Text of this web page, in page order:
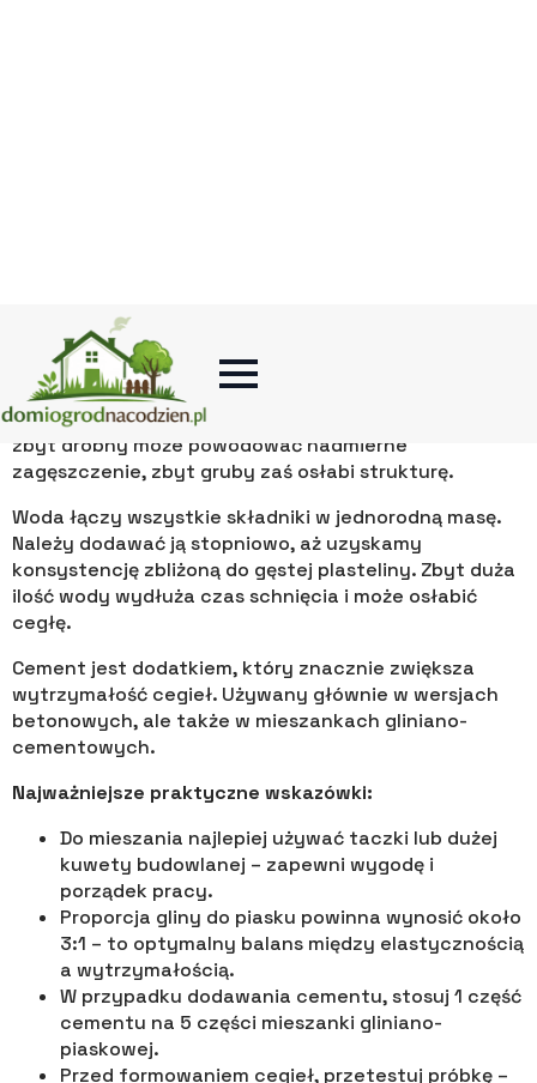
nadany kształt po wysuszeniu.
Piasek działa jako wypełniacz, który zapobiega
pękaniu cegieł podczas schnięcia. Warto używać
piasku rzecznego, przesianego, o średnim uziarnieniu
zbyt drobny może powodować nadmierne
zagęszczenie, zbyt gruby zaś osłabi strukturę.
Woda łączy wszystkie składniki w jednorodną masę.
Należy dodawać ją stopniowo, aż uzyskamy
konsystencję zbliżoną do gęstej plasteliny. Zbyt duża
ilość wody wydłuża czas schnięcia i może osłabić
cegłę.
Cement jest dodatkiem, który znacznie zwiększa
wytrzymałość cegieł. Używany głównie w wersjach
betonowych, ale także w mieszankach gliniano-
cementowych.
Najważniejsze praktyczne wskazówki:
Do mieszania najlepiej używać taczki lub dużej
kuwety budowlanej – zapewni wygodę i
porządek pracy.
Proporcja gliny do piasku powinna wynosić około
3:1 – to optymalny balans między elastycznością
a wytrzymałością.
W przypadku dodawania cementu, stosuj 1 część
cementu na 5 części mieszanki gliniano-
piaskowej.
Przed formowaniem cegieł, przetestuj próbkę –